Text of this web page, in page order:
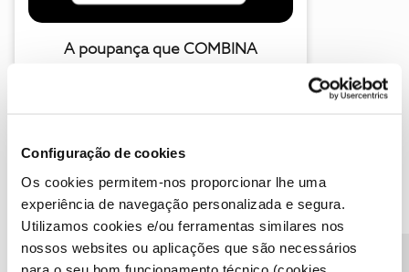
Configuração de cookies
Os cookies permitem-nos proporcionar lhe uma
experiência de navegação personalizada e segura.
Utilizamos cookies e/ou ferramentas similares nos
nossos websites ou aplicações que são necessários
para o seu bom funcionamento técnico (cookies
A poupança que COMBINA
Descubra as novidades de junho